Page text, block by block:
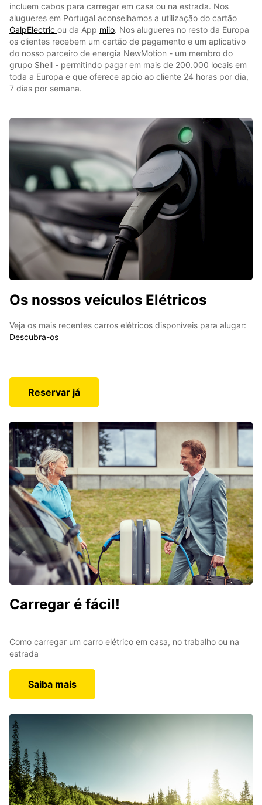
incluem cabos para carregar em casa ou na estrada. Nos
alugueres em Portugal aconselhamos a utilização do cartão
GalpElectric ou da App miio. Nos alugueres no resto da Europa
os clientes recebem um cartão de pagamento e um aplicativo
do nosso parceiro de energia NewMotion - um membro do
grupo Shell - permitindo pagar em mais de 200.000 locais em
toda a Europa e que oferece apoio ao cliente 24 horas por dia,
7 dias por semana.
Os nossos veículos Elétricos
Veja os mais recentes carros elétricos disponíveis para alugar:
Descubra-os
Reservar já
Carregar é fácil!
Como carregar um carro elétrico em casa, no trabalho ou na
estrada
Saiba mais